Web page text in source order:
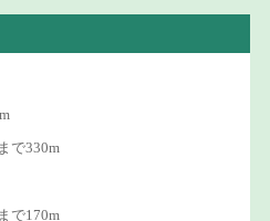
まで330m
まで170m